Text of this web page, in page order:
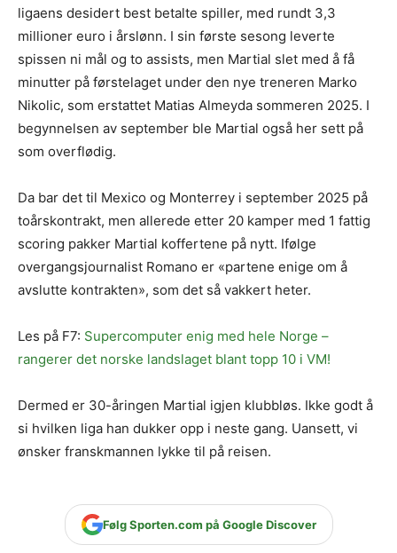
ligaens desidert best betalte spiller, med rundt 3,3
millioner euro i årslønn. I sin første sesong leverte
spissen ni mål og to assists, men Martial slet med å få
minutter på førstelaget under den nye treneren Marko
Nikolic, som erstattet Matias Almeyda sommeren 2025. I
begynnelsen av september ble Martial også her sett på
som overflødig.
Da bar det til Mexico og Monterrey i september 2025 på
toårskontrakt, men allerede etter 20 kamper med 1 fattig
scoring pakker Martial koffertene på nytt. Ifølge
overgangsjournalist Romano er «partene enige om å
avslutte kontrakten», som det så vakkert heter.
Les på F7: Supercomputer enig med hele Norge –
rangerer det norske landslaget blant topp 10 i VM!
Dermed er 30-åringen Martial igjen klubbløs. Ikke godt å
si hvilken liga han dukker opp i neste gang. Uansett, vi
ønsker franskmannen lykke til på reisen.
Følg Sporten.com på Google Discover